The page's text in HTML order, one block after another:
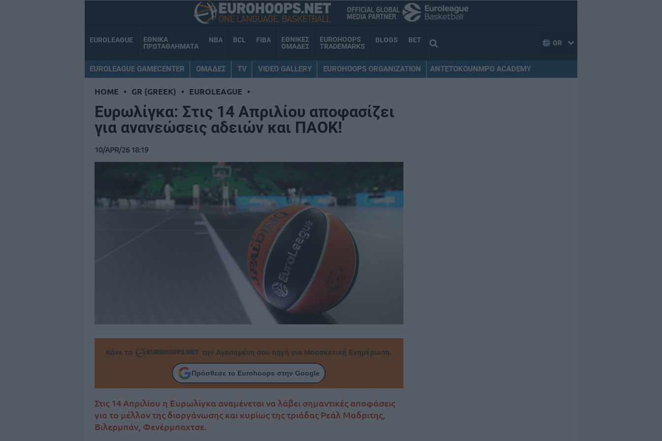
EUROLEAGUE
ΕΘΝΙΚΑ
ΠΡΩΤΑΘΛΗΜΑΤΑ
NBA BCL FIBA
ΕΘΝΙΚΕΣ
ΟΜΑΔΕΣ
EUROHOOPS
TRADEMARKS
BLOGS BET GR
EUROLEAGUE GAMECENTER ΟΜΑΔΕΣ TV VIDEO GALLERY EUROHOOPS ORGANIZATION ANTETOKOUNMPO ACADEMY
HOME • GR (GREEK) • EUROLEAGUE •
Ευρωλίγκα: Στις 14 Απριλίου αποφασίζει
για ανανεώσεις αδειών και ΠΑΟΚ!
10/APR/26 18:19
Κάνε το την Αγαπημένη σου πηγή για Μπασκετική Ενημέρωση.
Πρόσθεσε το Eurohoops στην Google
Στις 14 Απριλίου η Ευρωλίγκα αναμένεται να λάβει σημαντικές αποφάσεις
για το μέλλον της διοργάνωσης και κυρίως της τριάδας Ρεάλ Μαδριτης,
Βιλερμπάν, Φενέρμπαχτσε.